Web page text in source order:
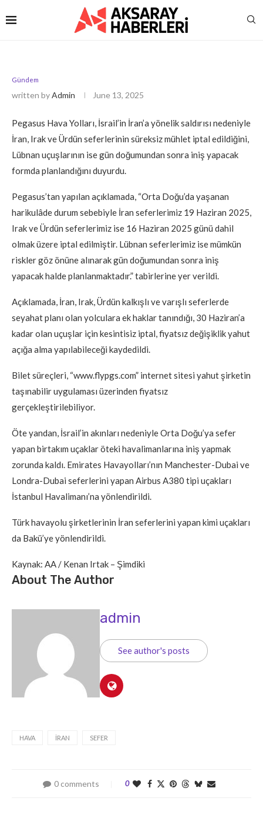
Gündem
written byAdmin June 13, 2025
Pegasus Hava Yolları, İsrail’in İran’a yönelik saldırısı nedeniyle
İran, Irak ve Ürdün seferlerinin süreksiz mühlet iptal edildiğini,
Lübnan uçuşlarının ise gün doğumundan sonra iniş yapacak
formda planlandığını duyurdu.
Pegasus’tan yapılan açıklamada, “Orta Doğu’da yaşanan
harikulâde durum sebebiyle İran seferlerimiz 19 Haziran 2025,
Irak ve Ürdün seferlerimiz ise 16 Haziran 2025 günü dahil
olmak üzere iptal edilmiştir. Lübnan seferlerimiz ise mümkün
riskler göz önüne alınarak gün doğumundan sonra iniş
yapacak halde planlanmaktadır.” tabirlerine yer verildi.
Açıklamada, İran, Irak, Ürdün kalkışlı ve varışlı seferlerde
seyahat planı olan yolculara ek haklar tanındığı, 30 Haziran’a
kadar olan uçuşlar için kesintisiz iptal, fiyatsız değişiklik yahut
açığa alma yapılabileceği kaydedildi.
Bilet süreçleri, “www.flypgs.com” internet sitesi yahut şirketin
taşınabilir uygulaması üzerinden fiyatsız
gerçekleştirilebiliyor.
Öte yandan, İsrail’in akınları nedeniyle Orta Doğu’ya sefer
yapan birtakım uçaklar öteki havalimanlarına iniş yapmak
zorunda kaldı. Emirates Havayolları’nın Manchester-Dubai ve
Londra-Dubai seferlerini yapan Airbus A380 tipi uçakları
İstanbul Havalimanı’na yönlendirildi.
Türk havayolu şirketlerinin İran seferlerini yapan kimi uçakları
da Bakü’ye yönlendirildi.
Kaynak: AA / Kenan Irtak – Şimdiki
About The Author
admin
See author's posts
HAVA İRAN SEFER
0 comments 0